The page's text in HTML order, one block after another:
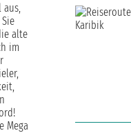
alte
im
Mega